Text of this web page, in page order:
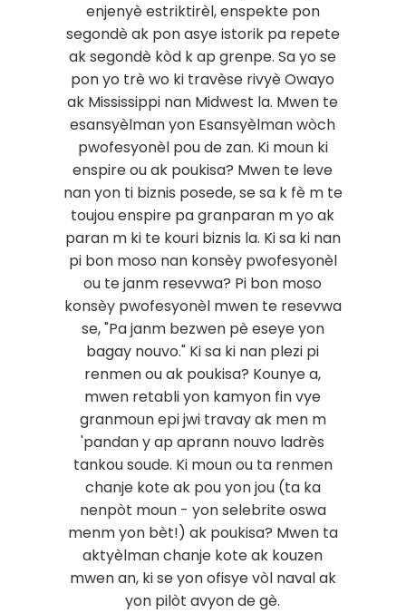
enjenyè estriktirèl, enspekte pon
segondè ak pon asye istorik pa repete
ak segondè kòd k ap grenpe. Sa yo se
pon yo trè wo ki travèse rivyè Owayo
ak Mississippi nan Midwest la. Mwen te
esansyèlman yon Esansyèlman wòch
pwofesyonèl pou de zan. Ki moun ki
enspire ou ak poukisa? Mwen te leve
nan yon ti biznis posede, se sa k fè m te
toujou enspire pa granparan m yo ak
paran m ki te kouri biznis la. Ki sa ki nan
pi bon moso nan konsèy pwofesyonèl
ou te janm resevwa? Pi bon moso
konsèy pwofesyonèl mwen te resevwa
se, "Pa janm bezwen pè eseye yon
bagay nouvo." Ki sa ki nan plezi pi
renmen ou ak poukisa? Kounye a,
mwen retabli yon kamyon fin vye
granmoun epi jwi travay ak men m
'pandan y ap aprann nouvo ladrès
tankou soude. Ki moun ou ta renmen
chanje kote ak pou yon jou (ta ka
nenpòt moun - yon selebrite oswa
menm yon bèt!) ak poukisa? Mwen ta
aktyèlman chanje kote ak kouzen
mwen an, ki se yon ofisye vòl naval ak
yon pilòt avyon de gè.